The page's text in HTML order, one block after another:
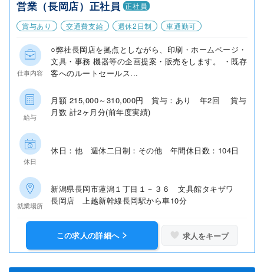
営業（長岡店）正社員 正社員
賞与あり
交通費支給 週休2日制 車通勤可
仕事内容
○弊社長岡店を拠点としながら、印刷・ホームページ・
文具・事務 機器等の企画提案・販売をします。 ・既存
客へのルートセールス...
給与
月額 215,000～310,000円 賞与：あり 年2回 賞与
月数 計2ヶ月分(前年度実績)
休日
休日：他 週休二日制：その他 年間休日数：104日
就業場所
新潟県長岡市蓮潟１丁目１－３６ 文具館タキザワ
長岡店 上越新幹線長岡駅から車10分
この求人の詳細へ 求人をキープ